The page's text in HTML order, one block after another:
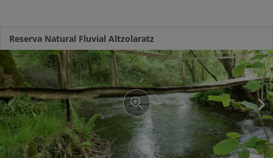
Reserva Natural Fluvial Altzolaratz